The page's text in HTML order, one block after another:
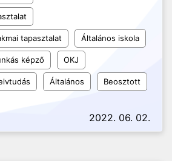
tapasztalat Általános iskola
képző OKJ
Általános Beosztott
2022. 06. 02.